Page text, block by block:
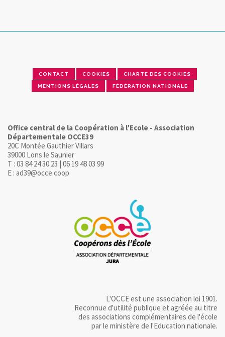
CONTACT COOKIES CHARTE DES COOKIES
MENTIONS LÉGALES FÉDÉRATION NATIONALE
Office central de la Coopération à l'Ecole - Association
Départementale OCCE39
20C Montée Gauthier Villars
39000 Lons le Saunier
T : 03 84 24 30 23 | 06 19 48 03 99
E : ad39@occe.coop
L'OCCE est une association loi 1901.
Reconnue d'utilité publique et agréée au titre
des associations complémentaires de l'école
par le ministère de l'Education nationale.